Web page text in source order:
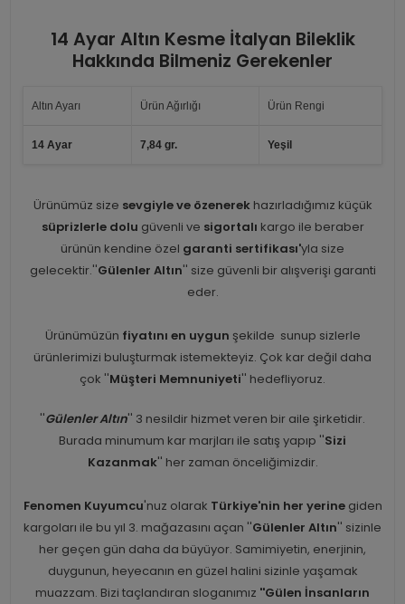
14 Ayar Altın Kesme İtalyan Bileklik
Hakkında Bilmeniz Gerekenler
Altın Ayarı Ürün Ağırlığı Ürün Rengi
14 Ayar 7,84 gr. Yeşil
Ürünümüz size sevgiyle ve özenerekhazırladığımız küçük
süprizlerle dolu güvenli ve sigortalı kargo ile beraber
ürünün kendine özel garanti sertifikası'yla size
gelecektir.''Gülenler Altın'' size güvenli bir alışverişi garanti
eder.
Ürünümüzün fiyatını en uygun şekilde sunup sizlerle
ürünlerimizi buluşturmak istemekteyiz. Çok kar değil daha
çok ''Müşteri Memnuniyeti'' hedefliyoruz.
''Gülenler Altın'' 3 nesildir hizmet veren bir aile şirketidir.
Burada minumum kar marjları ile satış yapıp ''Sizi
Kazanmak'' her zaman önceliğimizdir.
Fenomen Kuyumcu'nuz olarak Türkiye'nin her yerinegiden
kargoları ile bu yıl 3. mağazasını açan ''Gülenler Altın'' sizinle
her geçen gün daha da büyüyor. Samimiyetin, enerjinin,
duygunun, heyecanın en güzel halini sizinle yaşamak
muazzam. Bizi taçlandıran sloganımız ''Gülen İnsanların